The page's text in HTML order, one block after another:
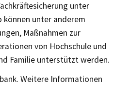
unter
unter anderem
Maßnahmen zur
von Hochschule und
Familie unterstützt werden.
Weitere Informationen